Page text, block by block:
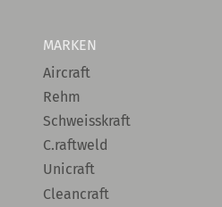
MARKEN
Aircraft
Rehm
Schweisskraft
C.raftweld
Unicraft
Cleancraft